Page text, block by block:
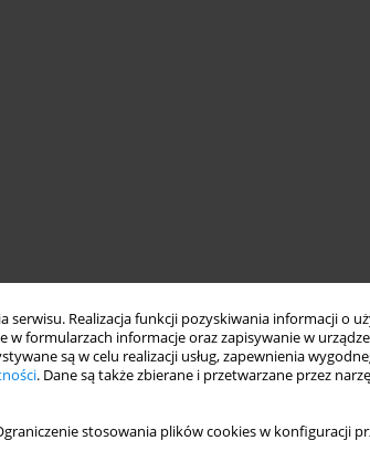
Realizacja funkcji pozyskiwania informacji o
formularzach informacje oraz zapisywanie w
są w celu realizacji usług, zapewnienia
. Dane są także zbierane i przetwarzane przez
stosowania plików cookies w konfiguracji